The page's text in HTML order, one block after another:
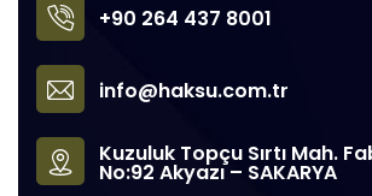
+90 264 437 8001
info@haksu.com.tr
Kuzuluk Topçu Sırtı Mah.
No:92 Akyazı – SAKARYA